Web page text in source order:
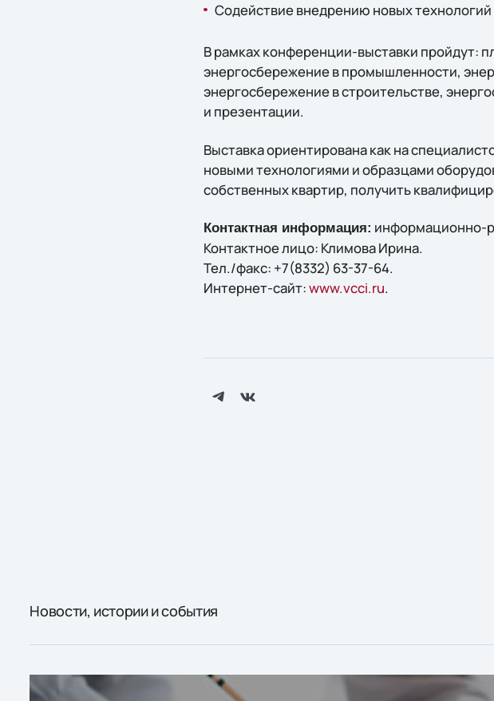
Содействие внедрению новых
В рамках конференции-выставки пройдут:
энергосбережение в промышленности,
энергосбережение в строительстве,
и презентации.
Выставка ориентирована как на
новыми технологиями и образцами
собственных квартир, получить
Контактная информация: информационно-
Контактное лицо: Климова Ирина.
Тел./факс: +7(8332) 63-37-64.
Интернет-сайт:www.vcci.ru.
Новости, истории и события